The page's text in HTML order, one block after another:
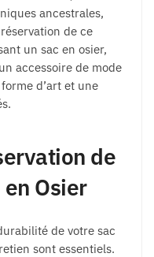
ancestrales,
de ce
un sac en osier,
accessoire de mode
d’art et une
de
Osier
de votre sac
sont essentiels.